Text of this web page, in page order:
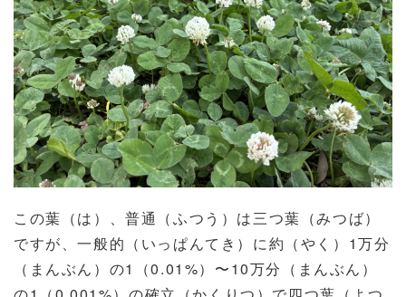
この葉（は）、普通（ふつう）は三つ葉（みつば）
ですが、一般的（いっぱんてき）に約（やく） 1万分
（まんぶん）の1 （0.01%）〜10万分（まんぶん）